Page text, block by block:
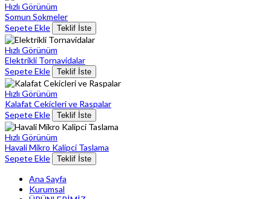
Hızlı Görünüm
Somun Sokmeler
Sepete Ekle
Teklif İste
Hızlı Görünüm
Elektrikli Tornavidalar
Sepete Ekle
Teklif İste
Hızlı Görünüm
Kalafat Cekicleri ve Raspalar
Sepete Ekle
Teklif İste
Hızlı Görünüm
Havali Mikro Kalipci Taslama
Sepete Ekle
Teklif İste
Ana Sayfa
Kurumsal